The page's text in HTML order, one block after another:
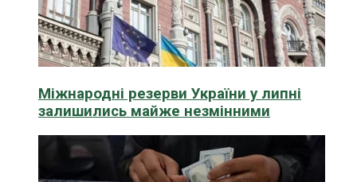
Міжнародні резерви України у липні
залишились майже незмінними